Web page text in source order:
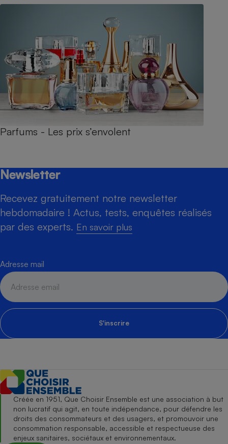
Parfums - Les prix s’envolent
Newsletter
Recevez gratuitement notre newsletter
hebdomadaire ! Actus, tests, enquêtes réalisés
par des experts. En savoir plus
Adresse mail
S'inscrire
Créée en 1951, Que Choisir Ensemble est une association à but
non lucratif qui agit, en toute indépendance, pour défendre les
droits des consommateurs et des usagers, et promouvoir une
consommation responsable, accessible et respectueuse des
enjeux sanitaires, sociétaux et environnementaux.